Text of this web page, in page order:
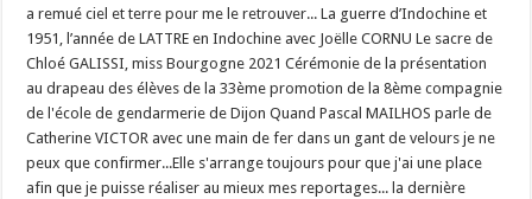
a remué ciel et terre pour me le retrouver... La guerre d’Indochine et
1951, l’année de LATTRE en Indochine avec Joëlle CORNU Le sacre de
Chloé GALISSI, miss Bourgogne 2021 Cérémonie de la présentation
au drapeau des élèves de la 33ème promotion de la 8ème compagnie
de l'école de gendarmerie de Dijon Quand Pascal MAILHOS parle de
Catherine VICTOR avec une main de fer dans un gant de velours je ne
peux que confirmer...Elle s'arrange toujours pour que j'ai une place
afin que je puisse réaliser au mieux mes reportages... la dernière